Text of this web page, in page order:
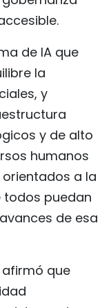
de IA que
la
y
y de alto
humanos
a la
todos puedan
de esa
afirmó que